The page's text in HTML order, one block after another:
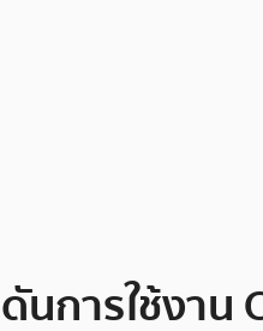
การใช้งาน